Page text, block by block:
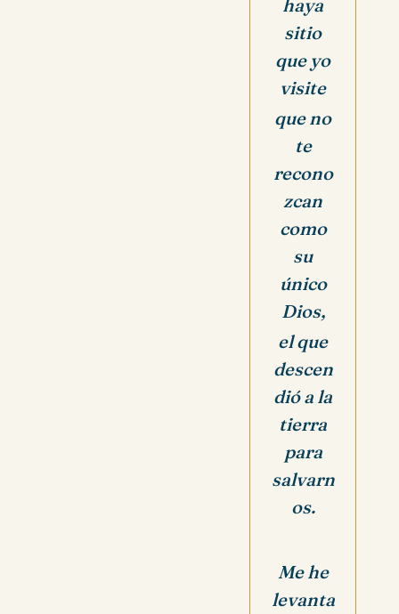
haya
sitio
que yo
visite
que no
te
recono
zcan
como
su
único
Dios,
el que
descen
dió a la
tierra
para
salvarn
os.
Me he
levanta